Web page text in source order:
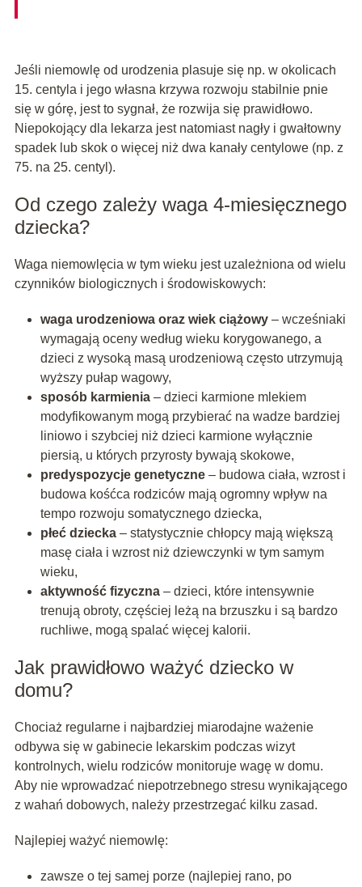
Jeśli niemowlę od urodzenia plasuje się np. w okolicach
15. centyla i jego własna krzywa rozwoju stabilnie pnie
się w górę, jest to sygnał, że rozwija się prawidłowo.
Niepokojący dla lekarza jest natomiast nagły i gwałtowny
spadek lub skok o więcej niż dwa kanały centylowe (np. z
75. na 25. centyl).
Od czego zależy waga 4-miesięcznego
dziecka?
Waga niemowlęcia w tym wieku jest uzależniona od wielu
czynników biologicznych i środowiskowych:
waga urodzeniowa oraz wiek ciążowy– wcześniaki
wymagają oceny według wieku korygowanego, a
dzieci z wysoką masą urodzeniową często utrzymują
wyższy pułap wagowy,
sposób karmienia– dzieci karmione mlekiem
modyfikowanym mogą przybierać na wadze bardziej
liniowo i szybciej niż dzieci karmione wyłącznie
piersią, u których przyrosty bywają skokowe,
predyspozycje genetyczne– budowa ciała, wzrost i
budowa kośćca rodziców mają ogromny wpływ na
tempo rozwoju somatycznego dziecka,
płeć dziecka– statystycznie chłopcy mają większą
masę ciała i wzrost niż dziewczynki w tym samym
wieku,
aktywność fizyczna– dzieci, które intensywnie
trenują obroty, częściej leżą na brzuszku i są bardzo
ruchliwe, mogą spalać więcej kalorii.
Jak prawidłowo ważyć dziecko w
domu?
Chociaż regularne i najbardziej miarodajne ważenie
odbywa się w gabinecie lekarskim podczas wizyt
kontrolnych, wielu rodziców monitoruje wagę w domu.
Aby nie wprowadzać niepotrzebnego stresu wynikającego
z wahań dobowych, należy przestrzegać kilku zasad.
Najlepiej ważyć niemowlę:
zawsze o tej samej porze (najlepiej rano, po